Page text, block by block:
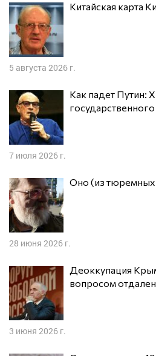
Китайская карта
5 августа 2026 г.
Как падет Путин: Хроника успешного
7 июля 2026 г.
Оно (из
28 июня 2026 г.
Деоккупация Крыма перестала быть
вопросом
3 июня 2026 г.